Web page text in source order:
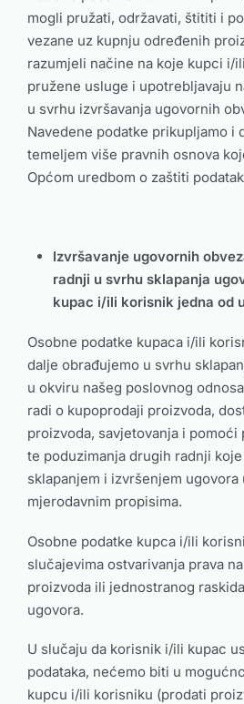
mogli pružati, održavati, štititi i
vezane uz kupnju određenih
razumjeli načine na koje kupci i/
pružene usluge i upotrebljavaju
u svrhu izvršavanja ugovornih
Navedene podatke prikupljamo i
temeljem više pravnih osnova
Općom uredbom o zaštiti
Izvršavanje ugovornih
radnji u svrhu sklapanja
kupac i/ili korisnik jedna od
Osobne podatke kupaca i/ili
dalje obrađujemo u svrhu
u okviru našeg poslovnog
radi o kupoprodaji proizvoda,
proizvoda, savjetovanja i
te poduzimanja drugih radnji
sklapanjem i izvršenjem ugovora
mjerodavnim propisima.
Osobne podatke kupca i/ili
slučajevima ostvarivanja prava
proizvoda ili jednostranog
ugovora.
U slučaju da korisnik i/ili kupac
podataka, nećemo biti u
kupcu i/ili korisniku (prodati